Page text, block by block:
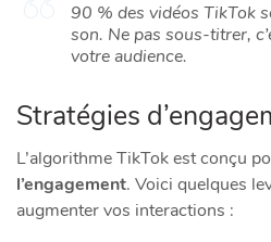
90 % des vidéos TikTok
son. Ne pas sous-titrer,
votre audience.
Stratégies
L’algorithme TikTok est conçu
l’engagement. Voici quelques
augmenter vos interactions :